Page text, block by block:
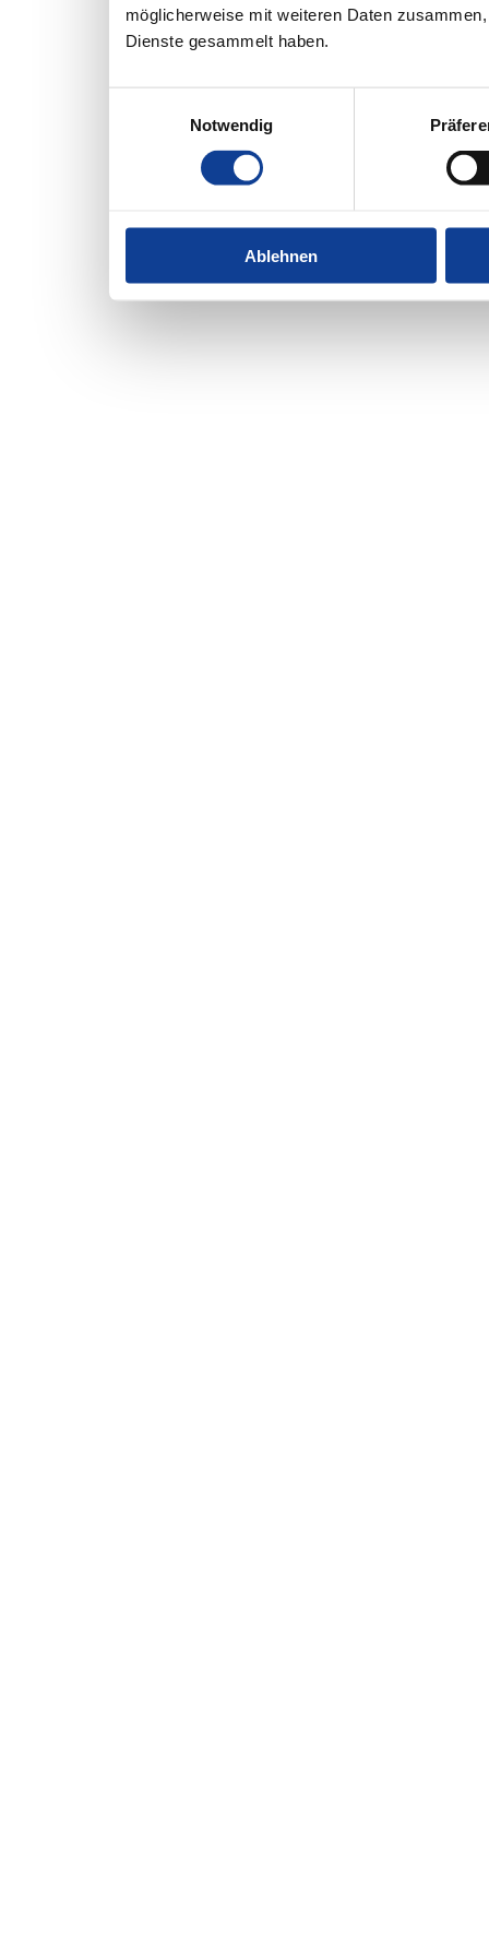
möglicherweise mit weiteren Daten
Dienste gesammelt haben.
Notwendig
Ablehnen